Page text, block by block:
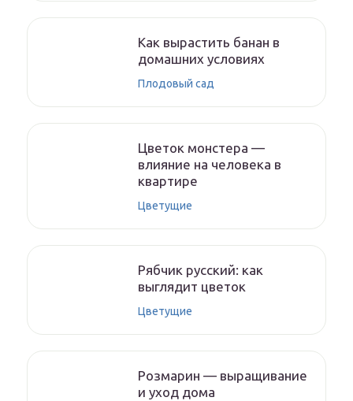
Как вырастить банан в
домашних условиях
Плодовый сад
Цветок монстера —
влияние на человека в
квартире
Цветущие
Рябчик русский: как
выглядит цветок
Цветущие
Розмарин — выращивание
и уход дома